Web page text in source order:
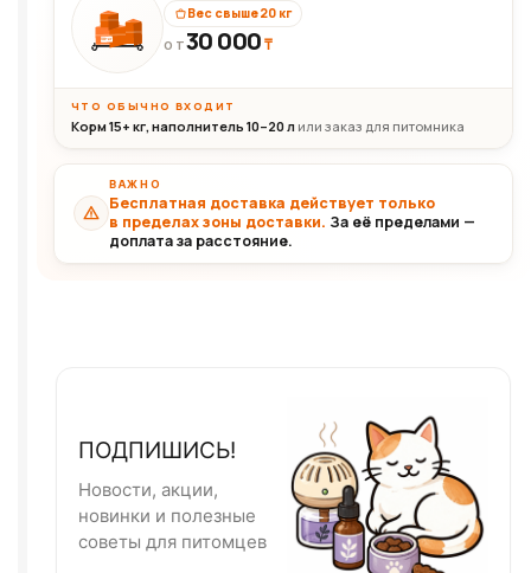
30+кг
Вес свыше 20 кг
ОТ30 000₸
ЧТО ОБЫЧНО ВХОДИТ
Корм 15+ кг, наполнитель 10–20 л или заказ для питомника
ВАЖНО
Бесплатная доставка действует только
в пределах зоны доставки. За её пределами —
доплата за расстояние.
ПОДПИШИСЬ!
Новости, акции,
новинки и полезные
советы для питомцев